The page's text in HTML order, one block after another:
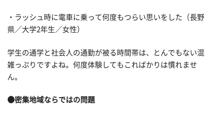
・ラッシュ時に電車に乗って何度もつらい思いをした（長野
県／大学2年生／女性）
学生の通学と社会人の通勤が被る時間帯は、とんでもない混
雑っぷりですよね。何度体験してもこればかりは慣れませ
ん。
●密集地域ならではの問題